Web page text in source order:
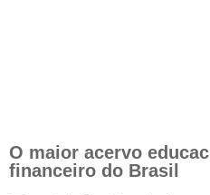
O maior acervo
financeiro do Brasil